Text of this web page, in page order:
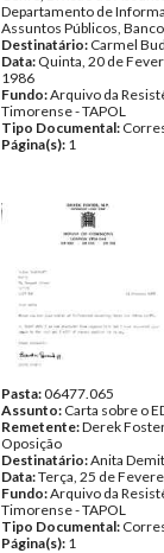
Departamento de
Assuntos Públicos,
Destinatário: Carmel
Data: Quinta, 20 de
1986
Fundo:Arquivo da
Timorense - TAPOL
Tipo Documental:
Página(s): 1
Pasta:06477.065
Assunto: Carta sobre o
Remetente:Derek
Oposição
Destinatário:Anita
Data:Terça, 25 de
Fundo:Arquivo da
Timorense - TAPOL
Tipo Documental:
Página(s): 1